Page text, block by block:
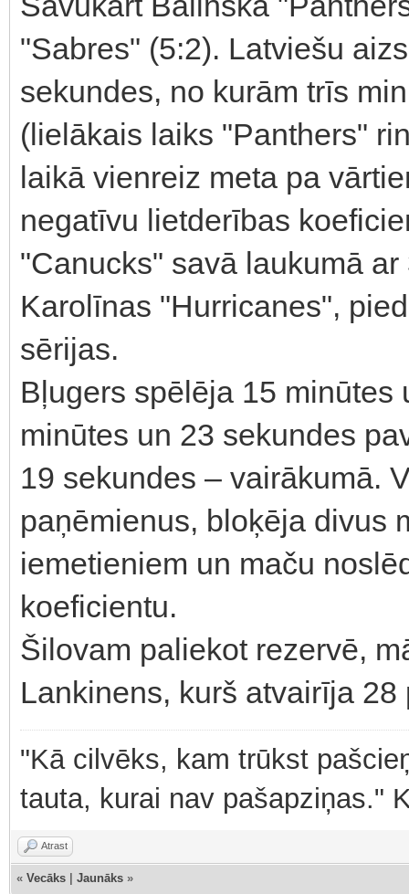
"Sabres" (5:2). Latviešu
sekundes, no kurām trīs
(lielākais laiks "Panthers"
laikā vienreiz meta pa
negatīvu lietderības
"Canucks" savā laukumā
Karolīnas "Hurricanes",
sērijas.
Bļugers spēlēja 15 minūtes
minūtes un 23 sekundes
19 sekundes – vairākumā.
paņēmienus, bloķēja divus
iemetieniem un maču
koeficientu.
Šilovam paliekot rezervē,
Lankinens, kurš atvairīja
"Kā cilvēks, kam trūkst
tauta, kurai nav pašapziņas."
Atrast
« Vecāks Jaunāks »